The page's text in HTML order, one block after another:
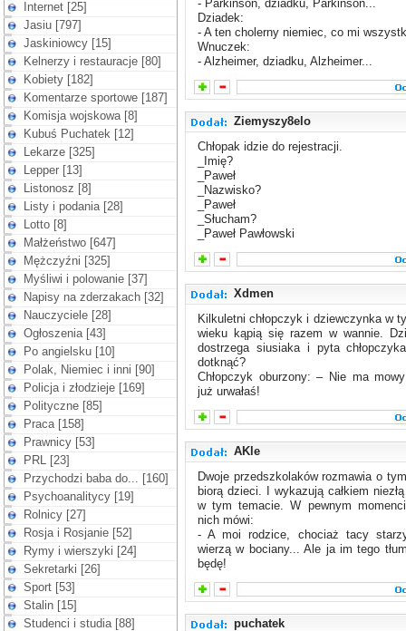
Internet [25]
Jasiu [797]
Jaskiniowcy [15]
Kelnerzy i restauracje [80]
Kobiety [182]
Komentarze sportowe [187]
Komisja wojskowa [8]
Kubuś Puchatek [12]
Lekarze [325]
Lepper [13]
Listonosz [8]
Listy i podania [28]
Lotto [8]
Małżeństwo [647]
Mężczyźni [325]
Myśliwi i polowanie [37]
Napisy na zderzakach [32]
Nauczyciele [28]
Ogłoszenia [43]
Po angielsku [10]
Polak, Niemiec i inni [90]
Policja i złodzieje [169]
Polityczne [85]
Praca [158]
Prawnicy [53]
PRL [23]
Przychodzi baba do... [160]
Psychoanalitycy [19]
Rolnicy [27]
Rosja i Rosjanie [52]
Rymy i wierszyki [24]
Sekretarki [26]
Sport [53]
Stalin [15]
Studenci i studia [88]
- Parkinson, dziadku, Parkinson...
Dziadek:
- A ten cholerny niemiec, co mi
Wnuczek:
- Alzheimer, dziadku, Alzheimer...
Ziemyszy8elo
Chłopak idzie do rejestracji.
_Imię?
_Paweł
_Nazwisko?
_Paweł
_Słucham?
_Paweł Pawłowski
Xdmen
Kilkuletni chłopczyk i dziewczynka w
wieku kąpią się razem w wannie.
dostrzega siusiaka i pyta
dotknąć?
Chłopczyk oburzony: – Nie ma
już urwałaś!
AKle
Dwoje przedszkolaków rozmawia o
biorą dzieci. I wykazują całkiem
w tym temacie. W pewnym
nich mówi:
- A moi rodzice, chociaż tacy
wierzą w bociany... Ale ja im tego
będę!
puchatek